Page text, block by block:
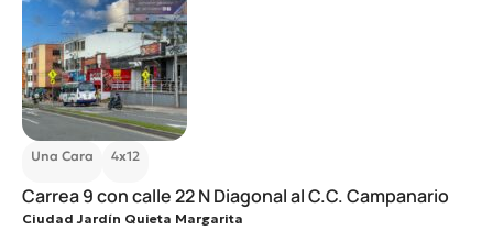
Una Cara 4x12
Carrea 9 con calle 22 N Diagonal al C.C. Campanario
Ciudad Jardín Quieta Margarita